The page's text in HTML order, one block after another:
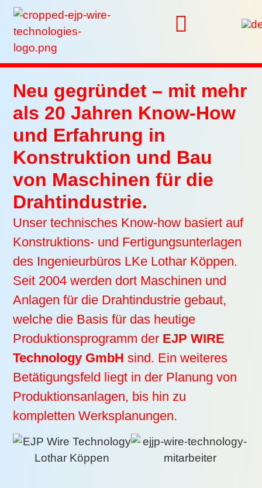
Neu gegründet – mit mehr
als 20 Jahren Know-How
und Erfahrung in
Konstruktion und Bau
von Maschinen für die
Drahtindustrie.
Unser technisches Know-how basiert auf
Konstruktions- und Fertigungsunterlagen
des Ingenieurbüros LKe Lothar Köppen.
Seit 2004 werden dort Maschinen und
Anlagen für die Drahtindustrie gebaut,
welche die Basis für das heutige
Produktionsprogramm der EJP WIRE
Technology GmbHsind. Ein weiteres
Betätigungsfeld liegt in der Planung von
Produktionsanlagen, bis hin zu
kompletten Werksplanungen.